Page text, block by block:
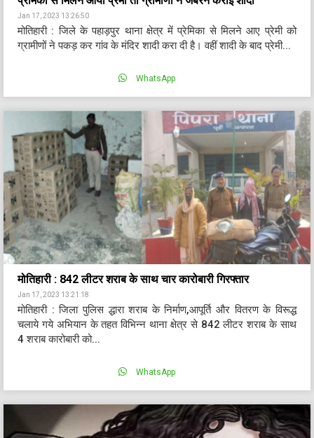
Jan 17, 2023 13:26:50
मोतिहारी : जिले के पहाड़पुर थाना क्षेत्र में प्रेमिका से मिलने आए प्रेमी को
ग्रामीणों ने पकड़ कर गांव के मंदिर शादी करा दी है। वहीं शादी के बाद प्रेमी...
WhatsApp
मोतिहारी : 842 लीटर शराब के साथ चार कारोबारी गिरफ्तार​​​​​​​
Jan 17, 2023 13:21:18
मोतिहारी : जिला पुलिस द्धारा शराब के निर्माण,आपूर्ति और वितरण के विरूद्ध
चलाये गये अभियान के तहत विभिन्न थाना क्षेत्र से 842 लीटर शराब के साथ
4 शराब कारोबारी को...
WhatsApp